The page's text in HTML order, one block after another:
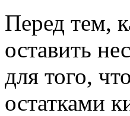
Перед тем,
оставить
для того,
остатками